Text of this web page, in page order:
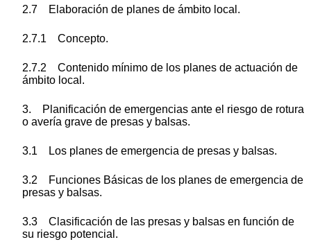
2.7 Elaboración de planes de ámbito local.
2.7.1 Concepto.
2.7.2 Contenido mínimo de los planes de actuación de
ámbito local.
3. Planificación de emergencias ante el riesgo de rotura
o avería grave de presas y balsas.
3.1 Los planes de emergencia de presas y balsas.
3.2 Funciones Básicas de los planes de emergencia de
presas y balsas.
3.3 Clasificación de las presas y balsas en función de
su riesgo potencial.